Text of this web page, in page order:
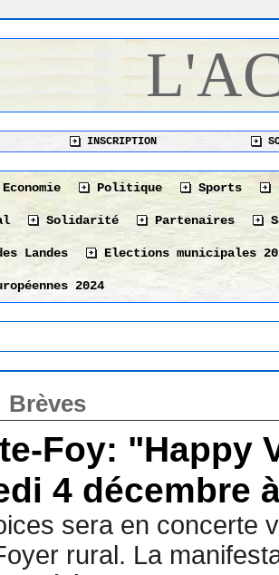
INSCRIPTION
Economie Politique Sports
Solidarité Partenaires
Landes Elections municipales
2024
Brèves
Foy: "Happy
4 décembre
sera en concerte
rural. La